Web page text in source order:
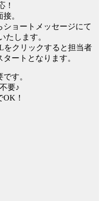
！
。
ショートメッセージにて
たします。
をクリックすると担当者
ートとなります。
す。
要♪
！